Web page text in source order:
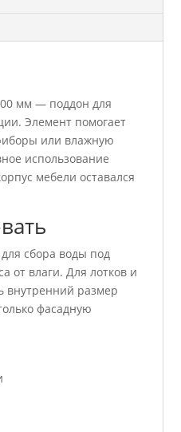
мм — поддон для
Элемент помогает
или влажную
использование
мебели оставался
сбора воды под
от влаги. Для лотков и
внутренний размер
фасадную